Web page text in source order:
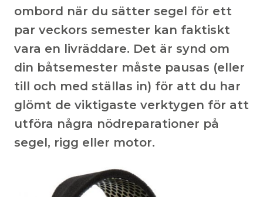
ombord när du sätter segel för ett
par veckors semester kan faktiskt
vara en livräddare. Det är synd om
din båtsemester måste pausas (eller
till och med ställas in) för att du har
glömt de viktigaste verktygen för att
utföra några nödreparationer på
segel, rigg eller motor.